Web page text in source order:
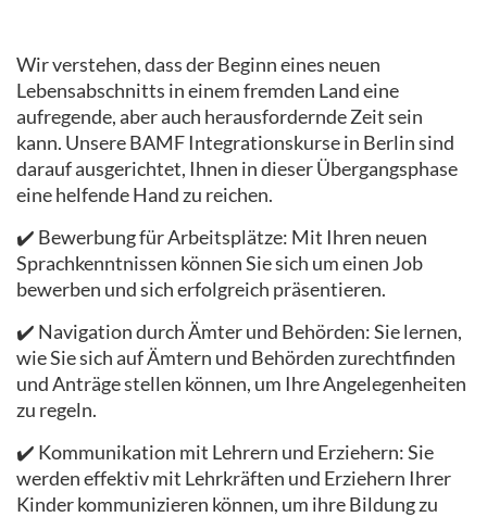
Wir verstehen, dass der Beginn eines neuen
Lebensabschnitts in einem fremden Land eine
aufregende, aber auch herausfordernde Zeit sein
kann. Unsere BAMF Integrationskurse in Berlin sind
darauf ausgerichtet, Ihnen in dieser Übergangsphase
eine helfende Hand zu reichen.
✔️ Bewerbung für Arbeitsplätze: Mit Ihren neuen
Sprachkenntnissen können Sie sich um einen Job
bewerben und sich erfolgreich präsentieren.
✔️ Navigation durch Ämter und Behörden: Sie lernen,
wie Sie sich auf Ämtern und Behörden zurechtfinden
und Anträge stellen können, um Ihre Angelegenheiten
zu regeln.
✔️ Kommunikation mit Lehrern und Erziehern: Sie
werden effektiv mit Lehrkräften und Erziehern Ihrer
Kinder kommunizieren können, um ihre Bildung zu